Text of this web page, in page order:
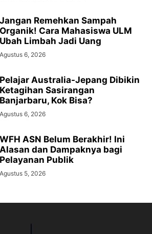
Jangan Remehkan Sampah
Organik! Cara Mahasiswa ULM
Ubah Limbah Jadi Uang
Agustus 6, 2026
Pelajar Australia-Jepang Dibikin
Ketagihan Sasirangan
Banjarbaru, Kok Bisa?
Agustus 6, 2026
WFH ASN Belum Berakhir! Ini
Alasan dan Dampaknya bagi
Pelayanan Publik
Agustus 5, 2026